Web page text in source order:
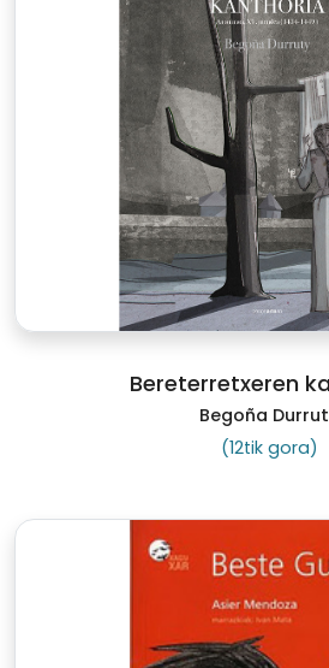
Bereterretxeren
Begoña
(12tik gora)